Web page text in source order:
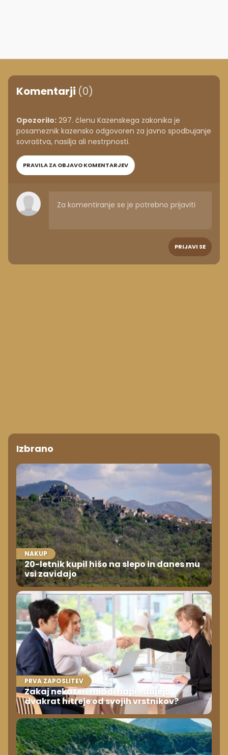
Komentarji (0)
Opozorilo: 297. členu Kazenskega zakonika je
posameznik kazensko odgovoren za javno spodbujanje
sovraštva, nasilja ali nestrpnosti.
PRAVILA ZA OBJAVO KOMENTARJEV
PRIJAVI SE
Izbrano
NAKUP
20-letnik kupil hišo na slepo in danes mu
vsi zavidajo
PRVA ZAPOSLITEV
Zakaj nekateri mladi napredujejo
dvakrat hitreje od svojih vrstnikov?